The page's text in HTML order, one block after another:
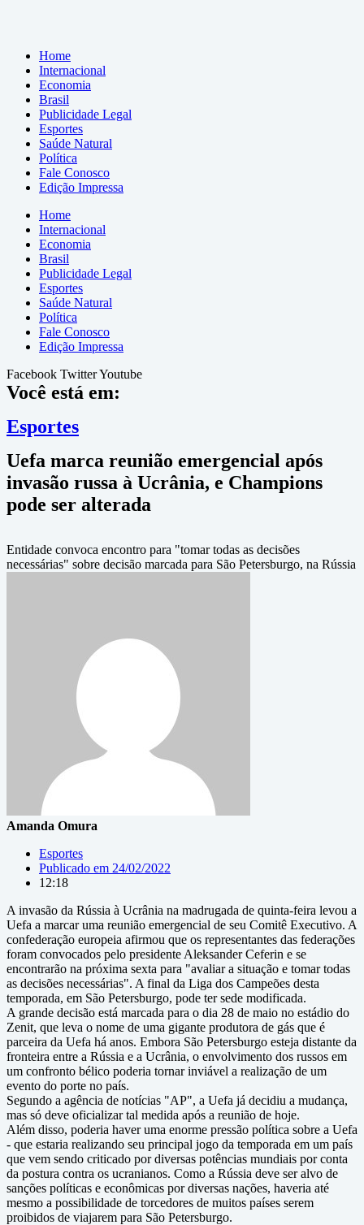
Home
Internacional
Economia
Brasil
Publicidade Legal
Esportes
Saúde Natural
Política
Fale Conosco
Edição Impressa
Home
Internacional
Economia
Brasil
Publicidade Legal
Esportes
Saúde Natural
Política
Fale Conosco
Edição Impressa
Facebook TwitterYoutube
Você está em:
Esportes
Uefa marca reunião emergencial após
invasão russa à Ucrânia, e Champions
pode ser alterada
Entidade convoca encontro para "tomar todas as decisões
necessárias" sobre decisão marcada para São Petersburgo, na Rússia
Amanda Omura
Esportes
Publicado em 24/02/2022
12:18
A invasão da Rússia à Ucrânia na madrugada de quinta-feira levou a
Uefa a marcar uma reunião emergencial de seu Comitê Executivo. A
confederação europeia afirmou que os representantes das federações
foram convocados pelo presidente Aleksander Ceferin e se
encontrarão na próxima sexta para "avaliar a situação e tomar todas
as decisões necessárias". A final da Liga dos Campeões desta
temporada, em São Petersburgo, pode ter sede modificada.
A grande decisão está marcada para o dia 28 de maio no estádio do
Zenit, que leva o nome de uma gigante produtora de gás que é
parceira da Uefa há anos. Embora São Petersburgo esteja distante da
fronteira entre a Rússia e a Ucrânia, o envolvimento dos russos em
um confronto bélico poderia tornar inviável a realização de um
evento do porte no país.
Segundo a agência de notícias "AP", a Uefa já decidiu a mudança,
mas só deve oficializar tal medida após a reunião de hoje.
Além disso, poderia haver uma enorme pressão política sobre a Uefa
- que estaria realizando seu principal jogo da temporada em um país
que vem sendo criticado por diversas potências mundiais por conta
da postura contra os ucranianos. Como a Rússia deve ser alvo de
sanções políticas e econômicas por diversas nações, haveria até
mesmo a possibilidade de torcedores de muitos países serem
proibidos de viajarem para São Petersburgo.